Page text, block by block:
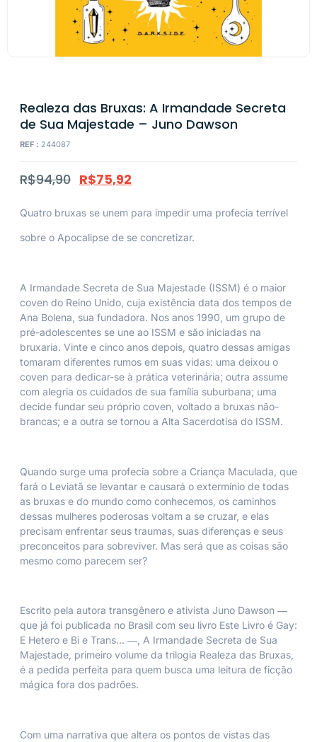
Realeza das Bruxas: A Irmandade Secreta
de Sua Majestade – Juno Dawson
REF : 244087
R$94,90 R$75,92
Quatro bruxas se unem para impedir uma profecia terrível
sobre o Apocalipse de se concretizar.
A Irmandade Secreta de Sua Majestade (ISSM) é o maior
coven do Reino Unido, cuja existência data dos tempos de
Ana Bolena, sua fundadora. Nos anos 1990, um grupo de
pré-adolescentes se une ao ISSM e são iniciadas na
bruxaria. Vinte e cinco anos depois, quatro dessas amigas
tomaram diferentes rumos em suas vidas: uma deixou o
coven para dedicar-se à prática veterinária; outra assume
com alegria os cuidados de sua família suburbana; uma
decide fundar seu próprio coven, voltado a bruxas não-
brancas; e a outra se tornou a Alta Sacerdotisa do ISSM.
Quando surge uma profecia sobre a Criança Maculada, que
fará o Leviatã se levantar e causará o extermínio de todas
as bruxas e do mundo como conhecemos, os caminhos
dessas mulheres poderosas voltam a se cruzar, e elas
precisam enfrentar seus traumas, suas diferenças e seus
preconceitos para sobreviver. Mas será que as coisas são
mesmo como parecem ser?
Escrito pela autora transgênero e ativista Juno Dawson ―
que já foi publicada no Brasil com seu livro Este Livro é Gay:
E Hetero e Bi e Trans… ―, A Irmandade Secreta de Sua
Majestade , primeiro volume da trilogia Realeza das Bruxas,
é a pedida perfeita para quem busca uma leitura de ficção
mágica fora dos padrões.
Com uma narrativa que altera os pontos de vistas das